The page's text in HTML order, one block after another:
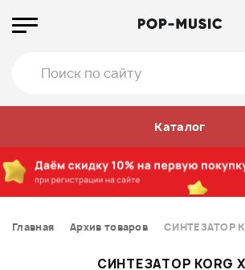
Каталог
Главная Архив товаров СИНТЕЗАТОР
СИНТЕЗАТОР KORG